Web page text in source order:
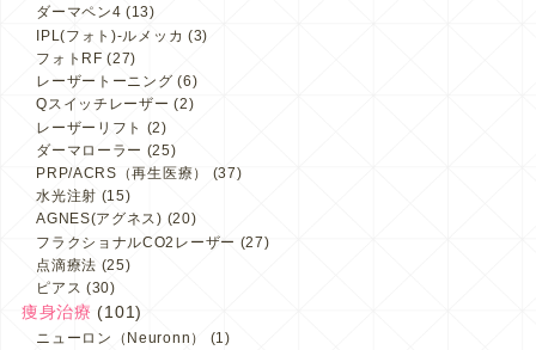
ダーマペン4 (13)
IPL(フォト)-ルメッカ (3)
フォトRF (27)
レーザートーニング (6)
Qスイッチレーザー (2)
レーザーリフト (2)
ダーマローラー (25)
PRP/ACRS（再生医療）
(37)
水光注射 (15)
AGNES(アグネス) (20)
フラクショナルCO2レーザー (27)
点滴療法 (25)
ピアス (30)
痩身治療 (101)
ニューロン（Neuronn）
(1)